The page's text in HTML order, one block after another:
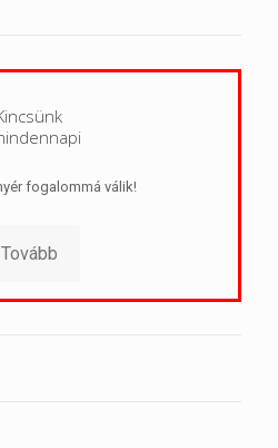
fogalommá válik!
Tovább